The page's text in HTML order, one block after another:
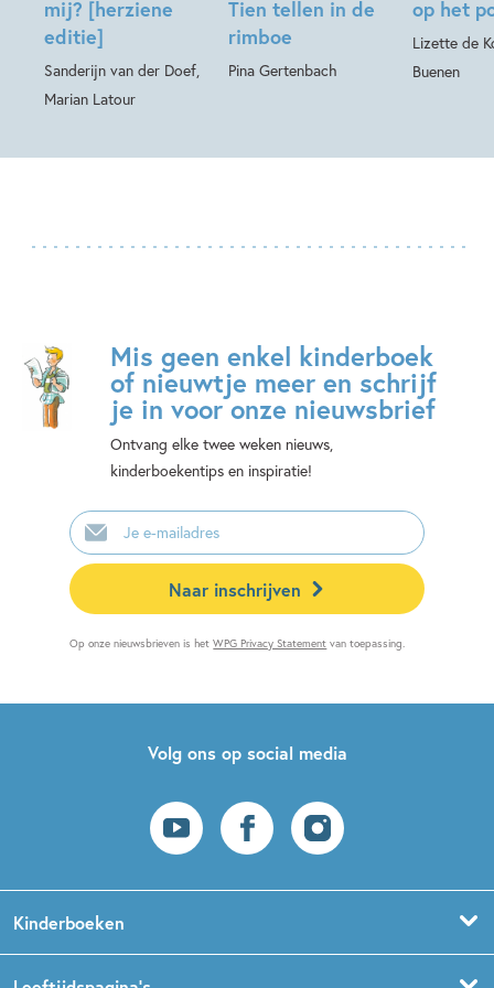
mij? [herziene
editie]
Sanderijn van der Doef,
Marian Latour
Tien tellen in de
rimboe
Pina Gertenbach
op het
Lizette de
Buenen
Mis geen enkel kinderboek
of nieuwtje meer en schrijf
je in voor onze nieuwsbrief
Ontvang elke twee weken nieuws,
kinderboekentips en inspiratie!
E-
mailadres
Naar inschrijven
Op onze nieuwsbrieven is hetWPG Privacy Statement van toepassing.
Volg ons op social media
Kinderboeken